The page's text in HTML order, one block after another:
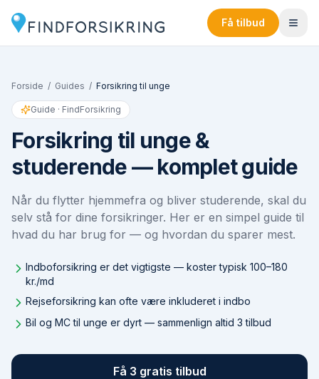
Få tilbud
Forside / Guides / Forsikring til unge
Guide · FindForsikring
Forsikring til unge &
studerende — komplet guide
Når du flytter hjemmefra og bliver studerende, skal du
selv stå for dine forsikringer. Her er en simpel guide til
hvad du har brug for — og hvordan du sparer mest.
Indboforsikring er det vigtigste — koster typisk 100–180
kr./md
Rejseforsikring kan ofte være inkluderet i indbo
Bil og MC til unge er dyrt — sammenlign altid 3 tilbud
Få 3 gratis tilbud